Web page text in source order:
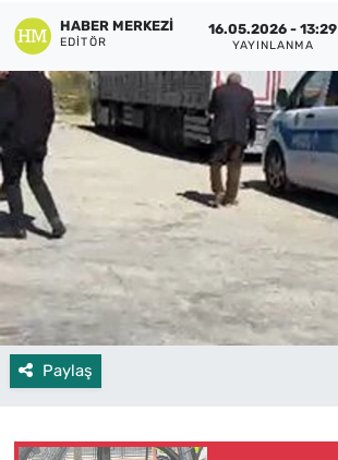
HABER MERKEZI
EDITÖR
16.05.2026 - 13:29
YAYINLANMA
Paylaş